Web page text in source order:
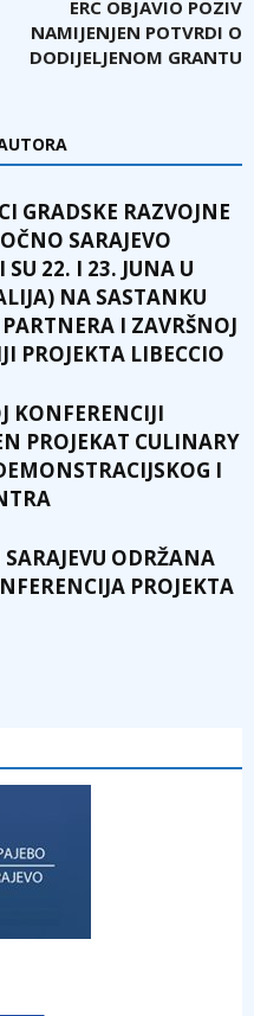
ERC OBJAVIO POZIV
NAMIJENJEN POTVRDI O
DODIJELJENOM GRANTU
GRADSKE RAZVOJNE
SARAJEVO
SU 22. I 23. JUNA U
NA SASTANKU
I ZAVRŠNOJ
PROJEKTA LIBECCIO
KONFERENCIJI
PROJEKAT CULINARY
I
ODRŽANA
PROJEKTA